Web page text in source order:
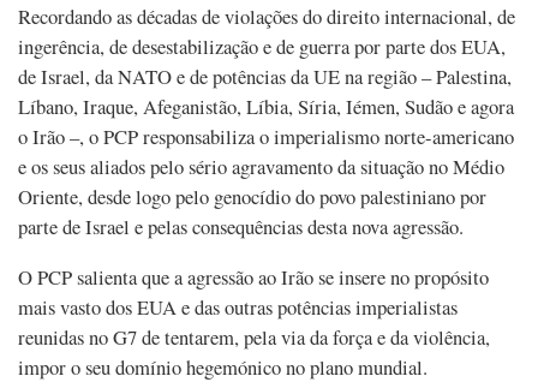
Recordando as décadas de violações do direito internacional, de
ingerência, de desestabilização e de guerra por parte dos EUA,
de Israel, da NATO e de potências da UE na região – Palestina,
Líbano, Iraque, Afeganistão, Líbia, Síria, Iémen, Sudão e agora
o Irão –, o PCP responsabiliza o imperialismo norte-americano
e os seus aliados pelo sério agravamento da situação no Médio
Oriente, desde logo pelo genocídio do povo palestiniano por
parte de Israel e pelas consequências desta nova agressão.
O PCP salienta que a agressão ao Irão se insere no propósito
mais vasto dos EUA e das outras potências imperialistas
reunidas no G7 de tentarem, pela via da força e da violência,
impor o seu domínio hegemónico no plano mundial.